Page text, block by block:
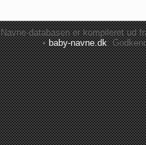
Navne-databasen er kompileret ud
•baby-navne.dk: